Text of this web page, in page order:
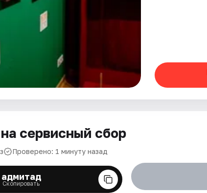
сервисный сбор
Проверено: 1 минуту назад
адмитад
Скопировать